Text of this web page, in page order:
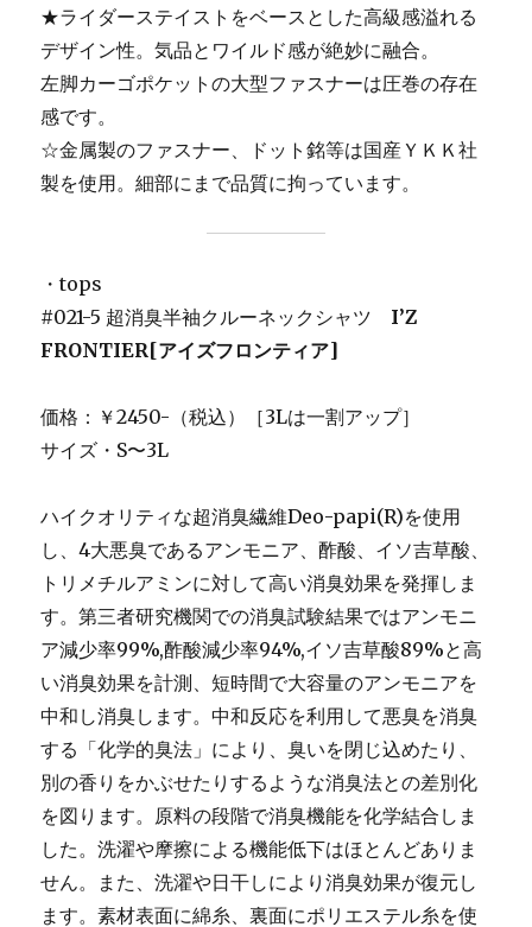
★ライダーステイストをベースとした高級感溢れる
デザイン性。気品とワイルド感が絶妙に融合。
左脚カーゴポケットの大型ファスナーは圧巻の存在
感です。
☆金属製のファスナー、ドット銘等は国産ＹＫＫ社
製を使用。細部にまで品質に拘っています。
・tops
#021-5 超消臭半袖クルーネックシャツ I’Z
FRONTIER[アイズフロンティア]
価格：￥2450-（税込）［3Lは一割アップ］
サイズ・S〜3L
ハイクオリティな超消臭繊維Deo-papi(R)を使用
し、4大悪臭であるアンモニア、酢酸、イソ吉草酸、
トリメチルアミンに対して高い消臭効果を発揮しま
す。第三者研究機関での消臭試験結果ではアンモニ
ア減少率99%,酢酸減少率94%,イソ吉草酸89%と高
い消臭効果を計測、短時間で大容量のアンモニアを
中和し消臭します。中和反応を利用して悪臭を消臭
する「化学的臭法」により、臭いを閉じ込めたり、
別の香りをかぶせたりするような消臭法との差別化
を図ります。原料の段階で消臭機能を化学結合しま
した。洗濯や摩擦による機能低下はほとんどありま
せん。また、洗濯や日干しにより消臭効果が復元し
ます。素材表面に綿糸、裏面にポリエステル糸を使